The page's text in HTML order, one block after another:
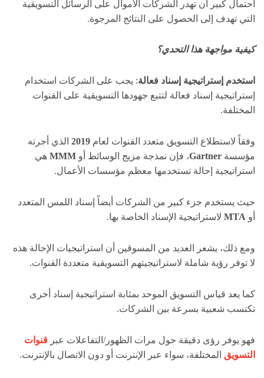
احتمال كبير أن تهدر الشركات الأموال على الرسائل التسويقية
التي تهدف إلى الحصول على النتائج المرجوة.
كيفية مواجهة هذا التحدي؟
استخدم إستراتيجية إسناد فعالة: يجب على الشركات استخدام
إستراتيجية إسناد فعالة لتتبع جهودها التسويقية على القنوات
المختلفة.
وفقاً لاستطلاع التسويق متعدد القنوات لعام 2019 الذي أجرته
مؤسسة Gartner، فإن نمذجة مزيج الوسائط أو MMM هي
استراتيجية إحالة تستخدمها معظم مؤسسات الأعمال.
حيث يستخدم جزء كبير من الشركات أيضاً إسناد اللمس المتعدد
أو MTA لاستراتيجية الإسناد الخاصة بها.
ومع ذلك، يشعر العديد من المسوقين أن استراتيجيات الإحالة هذه
لا توفر رؤية شاملة لاستراتيجيتهم التسويقية متعددة القنوات.
كما يعد قياس التسويق الموحد بمثابة استراتيجية إسناد أخرى
تكتسب شعبية بسرعة بين الشركات.
فهو يوفر رؤى دقيقة حول مرات الظهور/التفاعلات عبر قنوات
التسويق المختلفة، سواء عبر الإنترنت أو دون الاتصال بالإنترنت.